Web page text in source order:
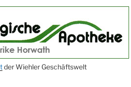
Afterwork-Andacht um 18:00 Uhr in der
Sandmännchen-Gottesdienst in der
Kirche oder im Ev. Gemeindehaus um
18:00 Uhr
Oktoberfest MGV im Stadtteilhaus um
der Wiehler Geschäftswelt